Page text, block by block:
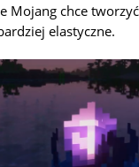
Mojang chce
elastyczne.